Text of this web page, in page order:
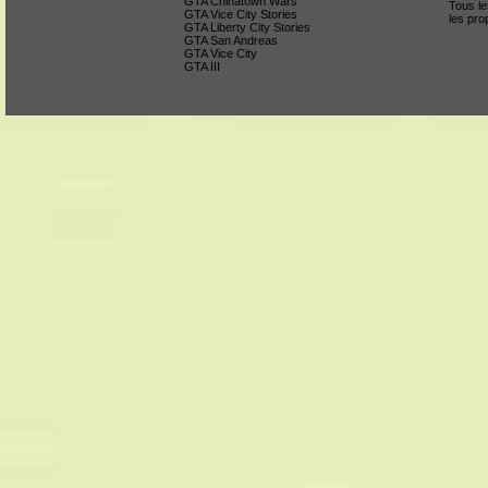
GTA Vice City Stories
GTA Liberty City Stories
GTA San Andreas
GTA Vice City
GTA III
Tous
les